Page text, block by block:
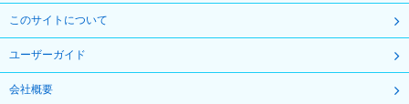
このサイトについて
ユーザーガイド
会社概要